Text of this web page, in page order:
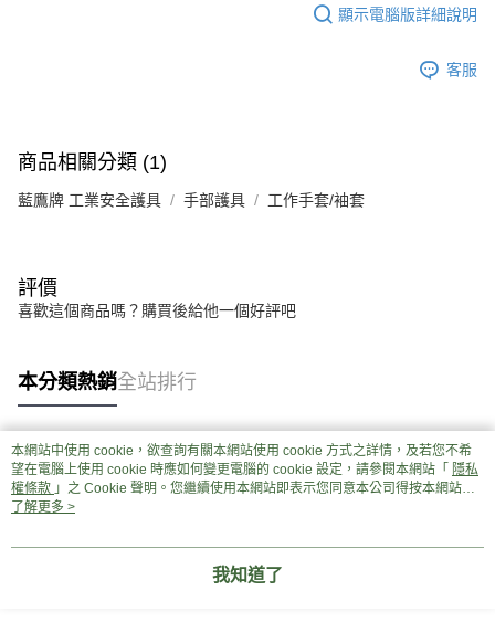
顯示電腦版詳細說明
客服
商品相關分類 (1)
藍鷹牌 工業安全護具 手部護具 工作手套/袖套
評價
喜歡這個商品嗎？購買後給他一個好評吧
本分類熱銷全站排行
熱門標籤
本網站中使用 cookie，欲查詢有關本網站使用 cookie 方式之詳情，及若您不希
望在電腦上使用 cookie 時應如何變更電腦的 cookie 設定，請參閱本網站「 隱私
權條款 」之 Cookie 聲明。您繼續使用本網站即表示您同意本公司得按本網站使
用條款之 Cookie 聲明使用 cookie。
了解更多 >
我知道了